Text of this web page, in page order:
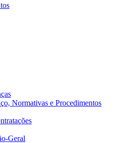
Normativas e Procedimentos
Geral